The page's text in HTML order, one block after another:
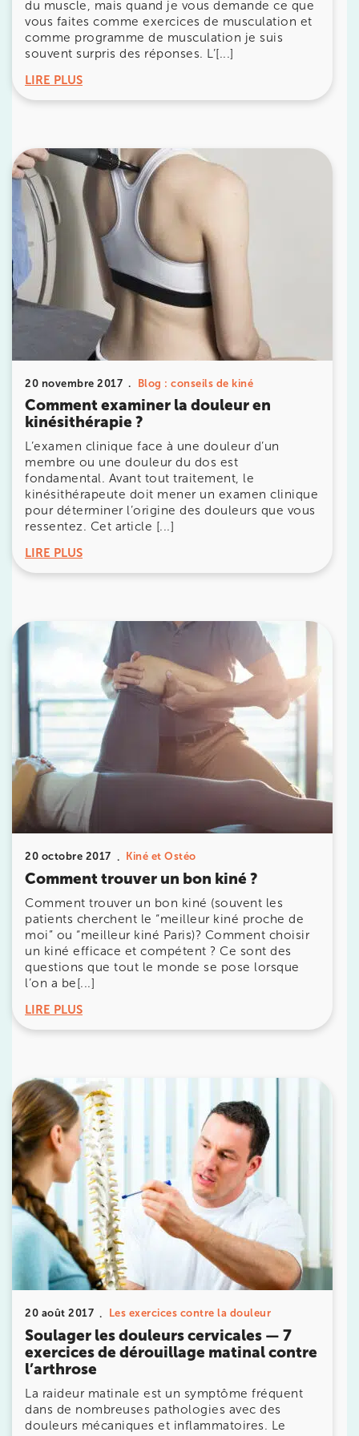
du muscle, mais quand je vous demande ce que
vous faites comme exercices de musculation et
comme programme de musculation je suis
souvent surpris des réponses. L’[...]
LIRE PLUS
20 novembre 2017 Blog : conseils de kiné
Comment examiner la douleur en
kinésithérapie ?
L’examen clinique face à une douleur d’un
membre ou une douleur du dos est
fondamental. Avant tout traitement, le
kinésithérapeute doit mener un examen clinique
pour déterminer l’origine des douleurs que vous
ressentez. Cet article [...]
LIRE PLUS
20 octobre 2017 Kiné et Ostéo
Comment trouver un bon kiné ?
Comment trouver un bon kiné (souvent les
patients cherchent le “meilleur kiné proche de
moi” ou “meilleur kiné Paris)? Comment choisir
un kiné efficace et compétent ? Ce sont des
questions que tout le monde se pose lorsque
l’on a be[...]
LIRE PLUS
20 août 2017 Les exercices contre la douleur
Soulager les douleurs cervicales — 7
exercices de dérouillage matinal contre
l’arthrose
La raideur matinale est un symptôme fréquent
dans de nombreuses pathologies avec des
douleurs mécaniques et inflammatoires. Le
380 Av. de la Division Leclerc 92290
Châtenay-Malabry
380 Av. de la Division Leclerc 92290 Châtenay-
01 43 50 05 24
Prenez RDV sur
IK PARIS 17 – VILLIERS
68 Av. de Villiers 75017 Paris
68 Av. de Villiers 75017 Paris
01 44 90 90 40
Prenez RDV sur
Prenez RDV sur
IK PARIS 8 – SAINT-LAZARE
20 Rue de la Pépinière 75008 Paris
01 55 06 05 07
Prenez RDV sur
Prenez RDV sur
PARIS 9 – PETRELLE
Prenez RDV sur
IK Paris 11
10 Rue Roubo 75011 Paris
10 Rue Roubo 75011 Paris
01 83 96 48 65
Prenez RDV sur
Prenez RDV sur
5 Rue Monge 92170 Vanves
5 Rue Monge 92170 Vanves
01 46 44 33 92
Prenez RDV sur
Prenez RDV sur
IK SAINT-GERMAIN
Prenez RDV sur
Prenez RDV sur
IK BOIS COLOMBES
1 Rue Mertens 92600 Bois-Colombes
1 Rue Mertens 92600 Bois-Colombes
01 43 50 50 81
Prenez RDV sur
IK OLYMPE SANTE ANTONY
28 Rue Velpeau 92160 Antony
28 Rue Velpeau 92160 Antony
01 76 21 71 41